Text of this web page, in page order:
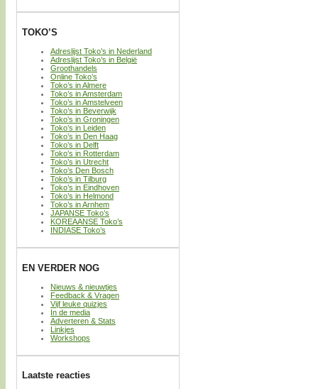
TOKO’S
Adreslijst Toko’s in Nederland
Adreslijst Toko’s in België
Groothandels
Online Toko’s
Toko’s in Almere
Toko’s in Amsterdam
Toko’s in Amstelveen
Toko’s in Beverwijk
Toko’s in Groningen
Toko’s in Leiden
Toko’s in Den Haag
Toko’s in Delft
Toko’s in Rotterdam
Toko’s in Utrecht
Toko’s Den Bosch
Toko’s in Tilburg
Toko’s in Eindhoven
Toko’s in Helmond
Toko’s in Arnhem
JAPANSE Toko’s
KOREAANSE Toko’s
INDIASE Toko’s
EN VERDER NOG
Nieuws & nieuwtjes
Feedback & Vragen
Vijf leuke quizjes
In de media
Adverteren & Stats
Linkjes
Workshops
Laatste reacties